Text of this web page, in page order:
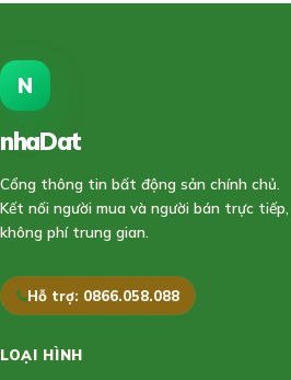
N
nhaDat
Cổng thông tin bất động sản chính chủ.
Kết nối người mua và người bán trực tiếp,
không phí trung gian.
Hỗ trợ: 0866.058.088
LOẠI HÌNH